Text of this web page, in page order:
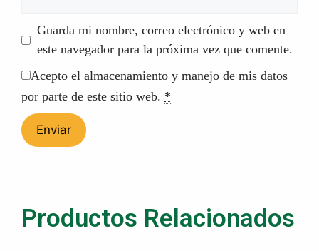
Guarda mi nombre, correo electrónico y web en
este navegador para la próxima vez que comente.
Acepto el almacenamiento y manejo de mis datos
por parte de este sitio web. *
Productos Relacionados